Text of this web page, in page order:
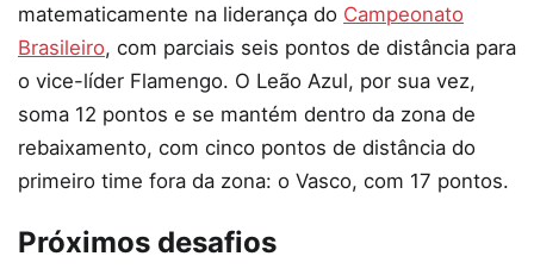
matematicamente na liderança do Campeonato
Brasileiro, com parciais seis pontos de distância para
o vice-líder Flamengo. O Leão Azul, por sua vez,
soma 12 pontos e se mantém dentro da zona de
rebaixamento, com cinco pontos de distância do
primeiro time fora da zona: o Vasco, com 17 pontos.
Próximos desafios